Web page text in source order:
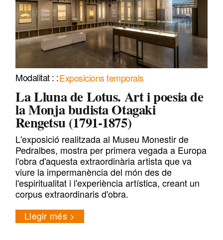
Exposicions temporals
La Lluna de Lotus. Art i poesia de
la Monja budista Otagaki
Rengetsu (1791-1875)
L'exposició realitzada al Museu Monestir de
Pedralbes, mostra per primera vegada a Europa
l'obra d'aquesta extraordinària artista que va
viure la impermanència del món des de
l'espiritualitat i l'experiència artística, creant un
corpus extraordinaris d'obra.
Llegir més